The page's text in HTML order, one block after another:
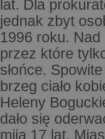
lat. Dla
jednak zbyt
1996 roku. Nad
przez które
słońce.
brzeg ciało
Heleny
dało się
mija 17 lat.